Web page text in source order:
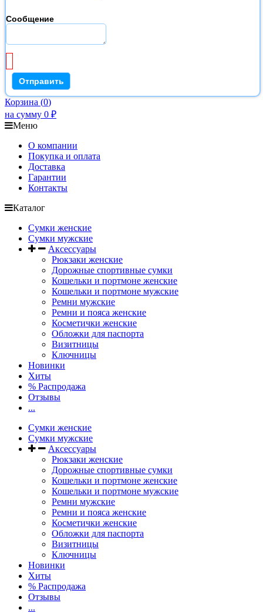
Сообщение
Корзина (0)
на сумму 0 ₽
Меню
О компании
Покупка и оплата
Доставка
Гарантии
Контакты
Каталог
Сумки женские
Сумки мужские
Аксессуары
Рюкзаки женские
Дорожные спортивные сумки
Кошельки и портмоне женские
Кошельки и портмоне мужские
Ремни мужские
Ремни и пояса женские
Косметички женские
Обложки для паспорта
Визитницы
Ключницы
Новинки
Хиты
% Распродажа
Отзывы
...
Сумки женские
Сумки мужские
Аксессуары
Рюкзаки женские
Дорожные спортивные сумки
Кошельки и портмоне женские
Кошельки и портмоне мужские
Ремни мужские
Ремни и пояса женские
Косметички женские
Обложки для паспорта
Визитницы
Ключницы
Новинки
Хиты
% Распродажа
Отзывы
...